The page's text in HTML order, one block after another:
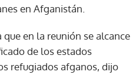
en Afganistán.
en la reunión se alcance
de los estados
refugiados afganos, dijo